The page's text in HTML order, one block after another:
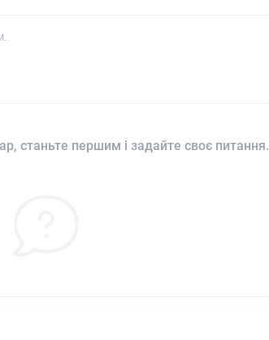
станьте першим і задайте своє питання.